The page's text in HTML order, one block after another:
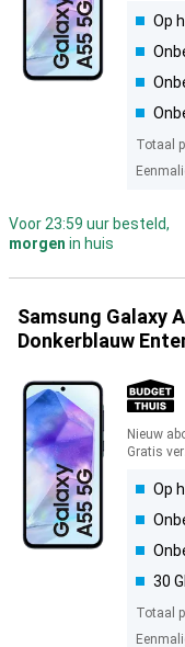
Op
Totaal
Voor 23:59 uur besteld,
morgen in huis
Samsung Galaxy
Donkerblauw
Nieuw
Gratis
Op
30
Totaal